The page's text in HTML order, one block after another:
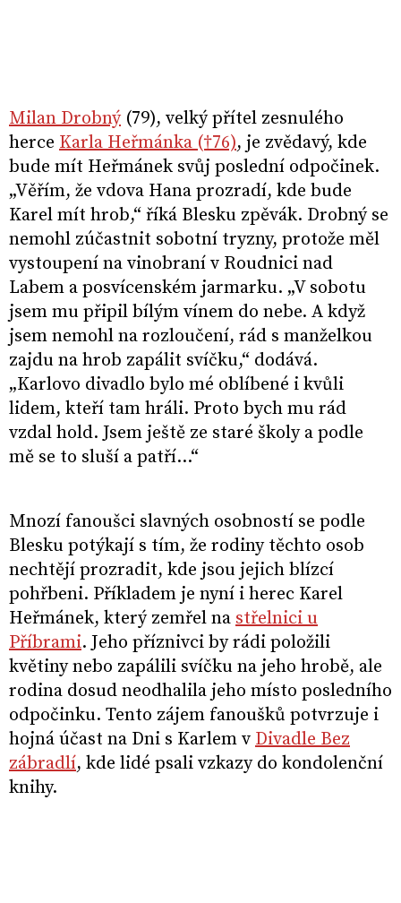
Milan Drobný(79), velký přítel zesnulého
herce Karla Heřmánka (†76), je zvědavý, kde
bude mít Heřmánek svůj poslední odpočinek.
„Věřím, že vdova Hana prozradí, kde bude
Karel mít hrob,“ říká Blesku zpěvák. Drobný se
nemohl zúčastnit sobotní tryzny, protože měl
vystoupení na vinobraní v Roudnici nad
Labem a posvícenském jarmarku. „V sobotu
jsem mu připil bílým vínem do nebe. A když
jsem nemohl na rozloučení, rád s manželkou
zajdu na hrob zapálit svíčku,“ dodává.
„Karlovo divadlo bylo mé oblíbené i kvůli
lidem, kteří tam hráli. Proto bych mu rád
vzdal hold. Jsem ještě ze staré školy a podle
mě se to sluší a patří...“
Mnozí fanoušci slavných osobností se podle
Blesku potýkají s tím, že rodiny těchto osob
nechtějí prozradit, kde jsou jejich blízcí
pohřbeni. Příkladem je nyní i herec Karel
Heřmánek, který zemřel na střelnici u
Příbrami. Jeho příznivci by rádi položili
květiny nebo zapálili svíčku na jeho hrobě, ale
rodina dosud neodhalila jeho místo posledního
odpočinku. Tento zájem fanoušků potvrzuje i
hojná účast na Dni s Karlem v Divadle Bez
zábradlí, kde lidé psali vzkazy do kondolenční
knihy.